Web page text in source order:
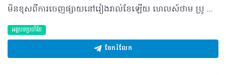
មិនខុសពីការចេញផ្សាយនៅរៀងរាល់ខែឡើយ ហេលស៍ថាម ប្រូ នៅតែបន្តផ្សព្វផ្សាយចំណេះដឹងសុខភាពជាច្រើន ដែលជាការបកស្រាយពីវេជ្ជបណ្ឌិតជំនាញ ក្រុមអ្នកនិពន្ធ ក៏ដូចជាការចូលរួមចែករំលែកពីអ្នកប្រកបវិជ្ជាជីវសុខាភិបាល។ ចំណែកសម្រាប់ខែ កុម្ភៈនេះ កំណើនអ្នកអានក៏នៅតែមានចំនួនច្រើន ដែលអត្ថបទ ៣ខាងក្រោម បានទទួលចំណាប់អារម្មណ៍ច្រើនជាងគេរួមមាន៖ ១. អ្នកអាចកំពុងមានដុំសាច់ក្នុងខួរក្បាលឬ? ដុំសាច់ខួរក្បាល ឬភាសាបច្ចេកទេស ហៅថា Brain Tumors គឺជាដុំដុះមិនធម្មតានៅក្នុងប្រអប់ខួរក្បាល ដែលរួមមានប្រមាណ ១៥០ ប្រភេទ ប៉ុន្តែជាក់ស្តែងវាត្រូវបានបែងចែកជា ២ ប្រភេទធំៗគឺ ដុំសាច់ដែលកើតឡើងដោយឯកឯង (Primary Brain Tumors) ដែលមានប្រភពពីកោសិកាណាមួយនៃខួរក្បាលខ្លួនឯងផ្ទាល់ និងដុំសាច់ដែលមានប្រភពមកពីការរាលដាលនៃសរីរាង្គមហារីកផ្សេងទៀតរបស់រាងកាយ (Metastatic Brain Tumors)។ ប្រភេទនៃដុំសាច់ខួរក្បាលកើតឡើងដោយខ្លួនឯងមាន ២ប្រភេទ គឺប្រភេទកាច និងប្រភេទស្លូត អាចកើតមកពីក្រពេញនៅក្នុងខួរក្បាល ហើយមួយចំនួនទៀតកើតចេញពីកោសិកាប្រព័ន្ធប្រសាទខួរក្បាល ឬពីកោសិកាស្រោមខួរក្បាល និងកោសិកានៅជុំវិញខួរក្បាលតែម្តង នេះបើយោងទៅតាមការបកស្រាយរបស់ វេជ្ជបណ្ឌិតស៊ឹម សុខចាន់ ឯកទេសវះកាត់ប្រព័ន្ធប្រសាទគ្លីនិកក្ដីសង្ឃឹមនៃយេរ៉េម៉ា និងជាសមាជិកអន្តរជាតិនៃសមាគមវះកាត់ប្រព័ន្ធប្រសាទសហរដ្ឋអាមេរិក។ កាន់តែស៊ីជម្រៅលើបញ្ហានេះ សូមអានបន្ថែម៖ http://healthtime.tips/library/article/1853 ២. កូនកណ្តុររីកធំអាចជាសញ្ញានៃជំងឺមហារីក វេជ្ជបណ្ឌិត ប៊ុនប៉ា ប៉ូលី ឯកទេសបញ្ចាំងកាំរស្មី ជំងឺមហារីក និងជំងឺឈាមនៃមជ្ឈមណ្ឌលជាតិប្រឆាំងជំងឺមហារីក មន្ទីរពេទ្យកាល់ម៉ែត បានឲ្យនិយមន័យមហារីកកូនកណ្តុរ ឬភាសាបច្ចេកទេសហៅថា Lymphoma ជាប្រភេទជំងឺមហារីកដែលកើតមានផ្ទាល់នៅលើកោសិកាកូនកណ្តុរ ខុសពីការរាលដាលនៃជំងឺមហារីករបស់សរីរាង្គណាមួយមកលើកូនកណ្ដុរ។ ជំងឺនេះត្រូវបានគេបែងចែកជា ២ ប្រភេទធំៗគឺ ជំងឺមហារីកកូនកណ្តុរប្រភេទ Hodgkin (Hodgkin’s Lymphoma) និង Non-Hodgkin (Non-Hodgkin’s Lymphoma) ដែលបែងចែកជាប្រភេទបេ(B) និងប្រភេទតេ(T)។ ស្វែងយល់បន្ថែមពីជំងឺនេះបន្ថែមតាមរយៈ៖ http://healthtime.tips/library/article/1849 ៣. អ្វីខ្លះជាប្រភេទនៃការវះកាត់សម្រាប់ព្យាបាលជំងឺមហារីក? ជំងឺមហារីកដែលច្រើនតម្រូវឲ្យព្យាបាលដោយការវះកាត់គឺរាល់ដុំមហារីកទាំងឡាយណានៅលើសរីរាង្គ ដែលអាចដំណើរការដោយវិធីសាស្រ្តនេះបាន និងដុំមហារីកដែលមិនទាន់រាលដាលទៅកន្លែងផ្សេងទៀត រួមមាន មហារីកបំពង់អាហារ មហារីកក្រពះ មហារីកពោះវៀនតូច ឬធំ មហារីកសួត មហារីកសុដន់ មហារីកក្រពេញដៃស្បូន មហារីកស្បូន និងមហារីកលើសរីរាង្គផ្សេងៗទៀត។ ក្នុងចំណោមមហារីកទាំងនេះគឺស្ទើរតែទាំងអស់អាចធ្វើការវះកាត់ព្យាបាលបាននៅប្រទេសកម្ពុជា ក្នុងកម្រិតស្តង់ដាដូចទៅនឹងបរទេស (Oncological surgery standard) ផងដែរ។ ដោយឡែក​​ ចំពោះជំងឺមហារីកដែលមិនតម្រូវឲ្យធ្វើការព្យាបាលដោយការវះកាត់រួមមានមហារីកគ្រាប់ឈាម (Leucemia) មហារីកប្រព័ន្ធទឹករងៃ ឬមហារីកកូនកណ្តុរ (Lymphoma) និងមហារីកដែលកើតនៅលើសរីរាង្គជ្រៅ មិនអាចធ្វើការវះកាត់បាន នេះបើយោងទៅតាមប្រសាសន៍របស់ វេជ្ជបណ្ឌិត ឆាយ រស្មី ឯកទេសវះកាត់ប្រព័ន្ធរំលាយអាហារ និងមហារីកប្រព័ន្ធរំលាយអាហារនៃមន្ទីរពេទ្យមិត្តភាពខ្មែរ-សូវៀត។ ចង់ដឹងពីប្រភេទនៃការវះកាត់ សូមចូលទៅកាន់៖ http://healthtime.tips/library/article/1862 ©2019 រក្សាសិទ្ធិគ្រប់យ៉ាង​ដោយ Healthtime Corporation ចំពោះគ្រប់អត្ថបទដោយគ្មានផ្នែកណាមួយត្រូវបោះពុម្ពផ្សាយចូល ប្រព័ន្ធអ៊ីនធឺណែតឧបករណ៍អេឡិចត្រូនិកអាត់ជាសំឡេងឬថតចំលងគ្រប់រូបភាពដោយគ្មានការអនុញ្ញាតឡើយ
អត្ថបទប្រចាំខែ
ចែករំលែក